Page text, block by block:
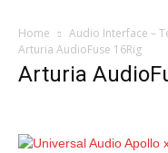
Home
Audio Interface –
Arturia AudioFuse 16Rig
Arturia